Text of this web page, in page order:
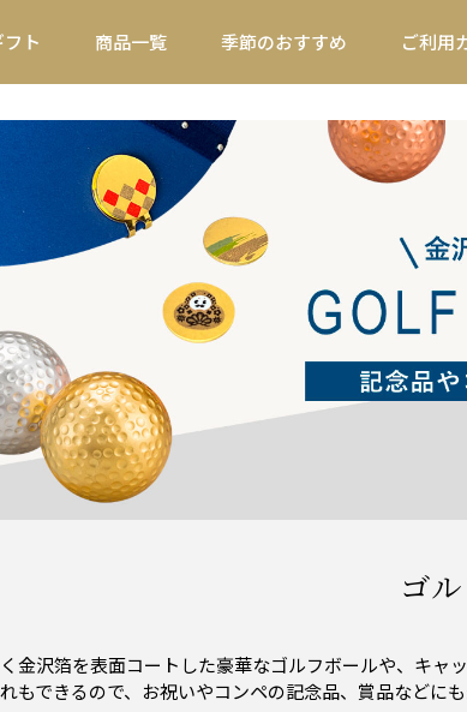
フト 商品一覧 季節のおすすめ ご利用
ゴ
金沢箔を表面コートした豪華なゴルフボールや、キャ
もできるので、お祝いやコンペの記念品、賞品などにも